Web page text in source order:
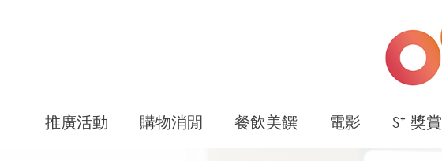
推廣活動 購物消閒 餐飲美饌 電影 S⁺ 獎賞